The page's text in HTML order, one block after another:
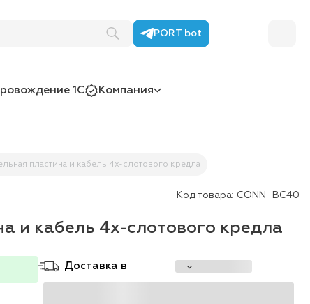
PORT bot
1С Компания
пластина и кабель 4х-слотового кредла
Код товара: CONN_BC40
и кабель 4х-слотового кредла
Доставка в